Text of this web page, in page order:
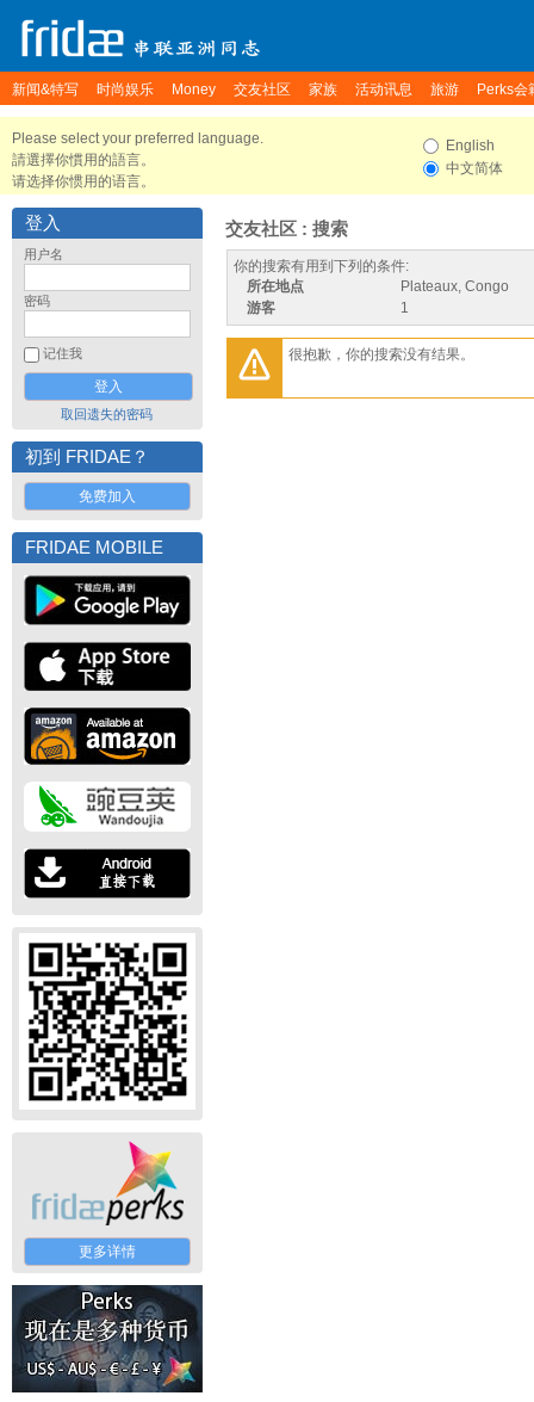
新闻&特写 时尚娱乐 Money 交友社区 家族 活动讯息 旅游 Perks会
Please select your preferred language.
請選擇你慣用的語言。
请选择你惯用的语言。
English
中文简体
登入
用户名
密码
记住我
取回遗失的密码
初到 FRIDAE？
免费加入
FRIDAE MOBILE
更多详情
交友社区 : 搜索
你的搜索有用到下列的条件:
所在地点
Plateaux, Congo
游客
1
很抱歉，你的搜索没有结果。